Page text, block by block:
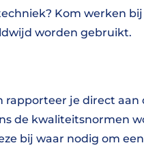
Kom werken
worden gebruikt.
rapporteer je direct aan
de kwaliteitsnormen
bij waar nodig om